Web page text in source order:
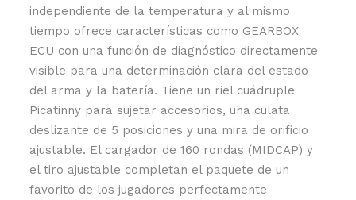
independiente de la temperatura y al mismo
tiempo ofrece características como GEARBOX
ECU con una función de diagnóstico directamente
visible para una determinación clara del estado
del arma y la batería. Tiene un riel cuádruple
Picatinny para sujetar accesorios, una culata
deslizante de 5 posiciones y una mira de orificio
ajustable. El cargador de 160 rondas (MIDCAP) y
el tiro ajustable completan el paquete de un
favorito de los jugadores perfectamente